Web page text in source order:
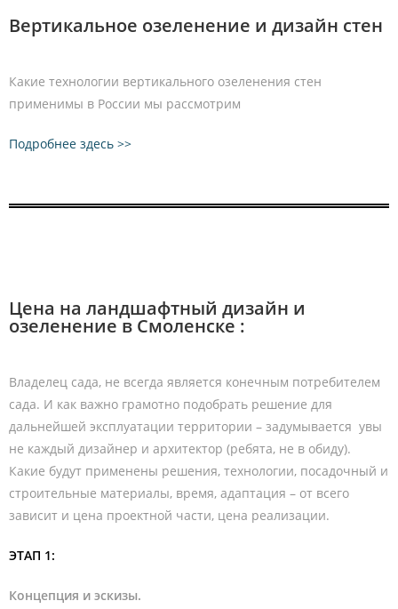
Вертикальное озеленение и дизайн стен
Какие технологии вертикального озеленения стен
применимы в России мы рассмотрим
Подробнее здесь >>
Цена на ландшафтный дизайн и
озеленение в Смоленске :
Владелец сада, не всегда является конечным потребителем
сада. И как важно грамотно подобрать решение для
дальнейшей эксплуатации территории – задумывается увы
не каждый дизайнер и архитектор (ребята, не в обиду).
Какие будут применены решения, технологии, посадочный и
строительные материалы, время, адаптация – от всего
зависит и цена проектной части, цена реализации.
ЭТАП 1:
Концепция и эскизы.